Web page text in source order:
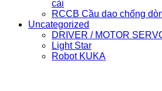
cài
RCCB Cầu dao chống
Uncategorized
DRIVER / MOTOR
Light Star
Robot KUKA